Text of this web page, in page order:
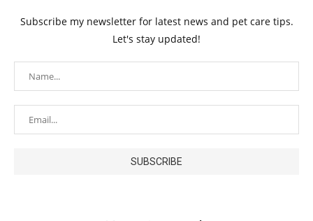
Subscribe my newsletter for latest news and pet care tips.
Let's stay updated!